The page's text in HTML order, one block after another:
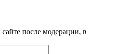
после модерации, в